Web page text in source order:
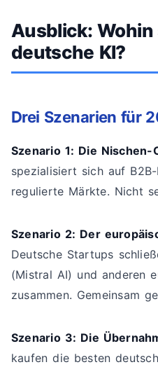
Ausblick:
deutsche KI?
Drei Szenarien für
Szenario 1: Die Nischen-
spezialisiert sich auf
regulierte Märkte. Nicht
Szenario 2: Der
Deutsche Startups
(Mistral AI) und anderen
zusammen. Gemeinsam
Szenario 3: Die
kaufen die besten